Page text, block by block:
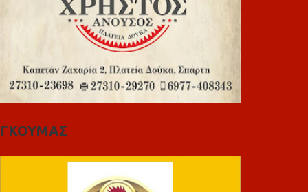
ΓΚΟΥΜΑΣ